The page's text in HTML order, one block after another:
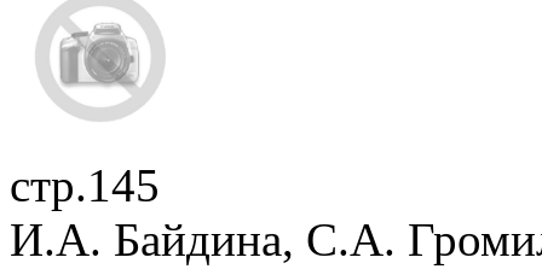
стр.145
И.А. Байдина, С.А.